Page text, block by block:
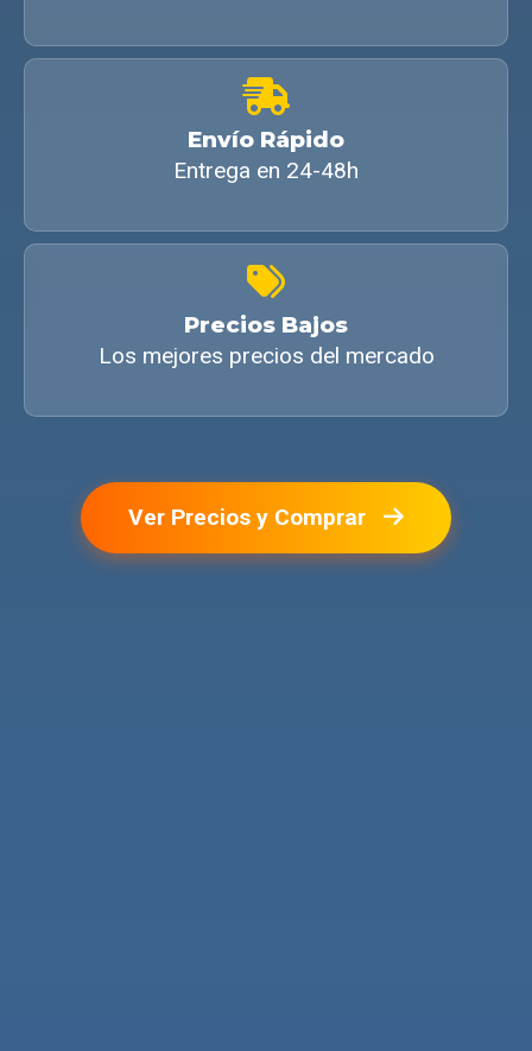
Envío Rápido
Entrega en 24-48h
Precios Bajos
Los mejores precios del mercado
Ver Precios y Comprar